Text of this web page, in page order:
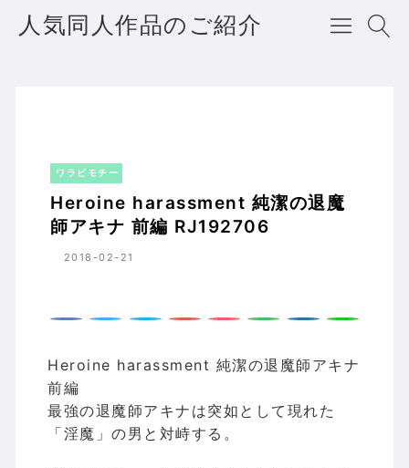
人気同人作品のご紹介
ワラビモチー
Heroine harassment 純潔の退魔
師アキナ 前編 RJ192706
2018-02-21
Heroine harassment 純潔の退魔師アキナ
前編
最強の退魔師アキナは突如として現れた
「淫魔」の男と対峙する。